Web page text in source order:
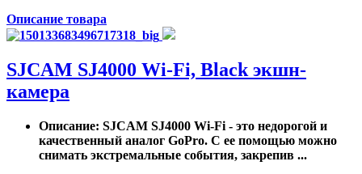
Описание товара
SJCAM SJ4000 Wi-Fi, Black экшн-
камера
Описание: SJCAM SJ4000 Wi-Fi - это недорогой и
качественный аналог GoPro. С ее помощью можно
снимать экстремальные события, закрепив ...